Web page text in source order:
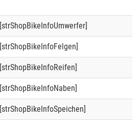
[strShopBikeInfoUmwerfer]
[strShopBikeInfoFelgen]
[strShopBikeInfoReifen]
[strShopBikeInfoNaben]
[strShopBikeInfoSpeichen]